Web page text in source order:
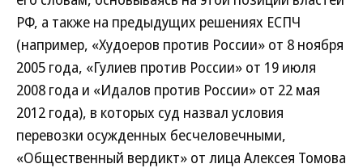
РФ, а также на предыдущих решениях ЕСПЧ
(например, «Худоеров против России» от 8 ноября
2005 года, «Гулиев против России» от 19 июля
2008 года и «Идалов против России» от 22 мая
2012 года), в которых суд назвал условия
перевозки осужденных бесчеловечными,
«Общественный вердикт» от лица Алексея Томова